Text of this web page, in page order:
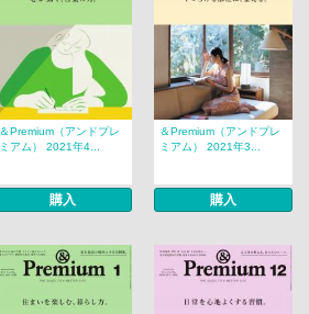
＆Premium（アンドプレ
ミアム） 2021年4...
購入
＆Premium（アンドプレ
ミアム） 2021年3...
購入